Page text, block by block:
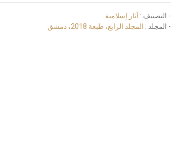
- التصنيف : آثار إسلامية
- المجلد : المجلد الرابع، طبعة 2018، دمشق